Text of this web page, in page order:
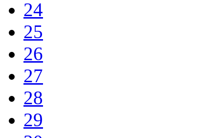
24
25
26
27
28
29